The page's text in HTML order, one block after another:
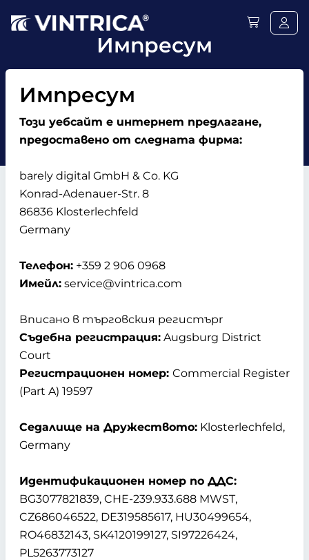
Импресум
Импресум
Този уебсайт е интернет предлагане,
предоставено от следната фирма:
barely digital GmbH & Co. KG
Konrad-Adenauer-Str. 8
86836 Klosterlechfeld
Germany
Телефон: +359 2 906 0968
Имейл: service@vintrica.com
Вписано в търговския регистърr
Съдебна регистрация: Augsburg District
Court
Регистрационен номер: Commercial Register
(Part A) 19597
Седалище на Дружеството: Klosterlechfeld,
Germany
Идентификационен номер по ДДС:
BG3077821839, CHE-239.933.688 MWST,
CZ686046522, DE319585617, HU30499654,
RO46832143, SK4120199127, SI97226424,
PL5263773127